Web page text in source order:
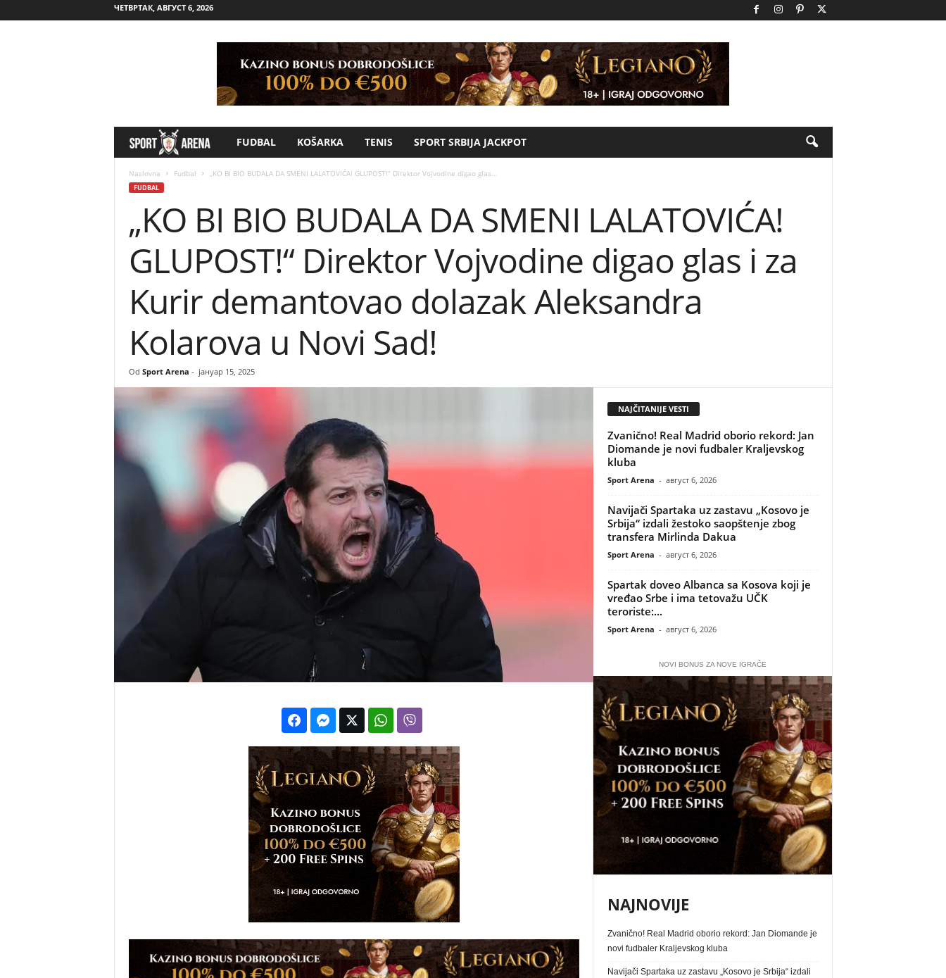
ЧЕТВРТАК, АВГУСТ 6, 2026
p
A
n
FUDBAL KOŠARKA TENIS SPORT SRBIJA JACKPOT
Naslovna Fudbal „KO BI BIO BUDALA DA SMENI LALATOVIĆA! GLUPOST!“ Direktor Vojvodine digao glas...
FUDBAL
„KO BI BIO BUDALA DA SMENI LALATOVIĆA!
GLUPOST!“ Direktor Vojvodine digao glas i za
Kurir demantovao dolazak Aleksandra
Kolarova u Novi Sad!
Od Sport Arena - јануар 15, 2025
NAJČITANIJE VESTI
Zvanično! Real Madrid oborio rekord: Jan
Diomande je novi fudbaler Kraljevskog
kluba
Sport Arena - август 6, 2026
Navijači Spartaka uz zastavu „Kosovo je
Srbija“ izdali žestoko saopštenje zbog
transfera Mirlinda Dakua
Sport Arena - август 6, 2026
Spartak doveo Albanca sa Kosova koji je
vređao Srbe i ima tetovažu UČK
teroriste:...
Sport Arena - август 6, 2026
NOVI BONUS ZA NOVE IGRAČE
NAJNOVIJE
Zvanično! Real Madrid oborio rekord: Jan Diomande je
novi fudbaler Kraljevskog kluba
Navijači Spartaka uz zastavu „Kosovo je Srbija“ izdali